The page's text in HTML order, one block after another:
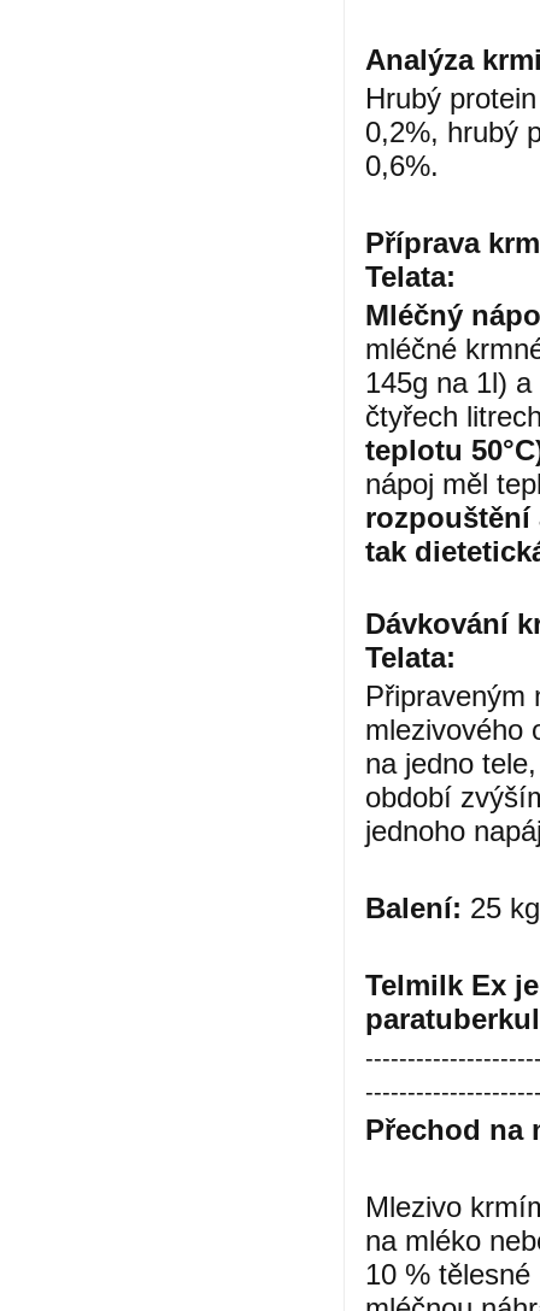
Analýza
Hrubý
0,2%, hrubý
0,6%.
Příprava
Telata:
Mléčný
mléčné
145g na 1l) a
čtyřech
teplotu
nápoj měl
rozpouštění
tak
Dávkování
Telata:
Připraveným
mlezivového
na jedno
období
jednoho
Balení: 25 kg
Telmilk Ex
Přechod na
Mlezivo
na mléko
10 %